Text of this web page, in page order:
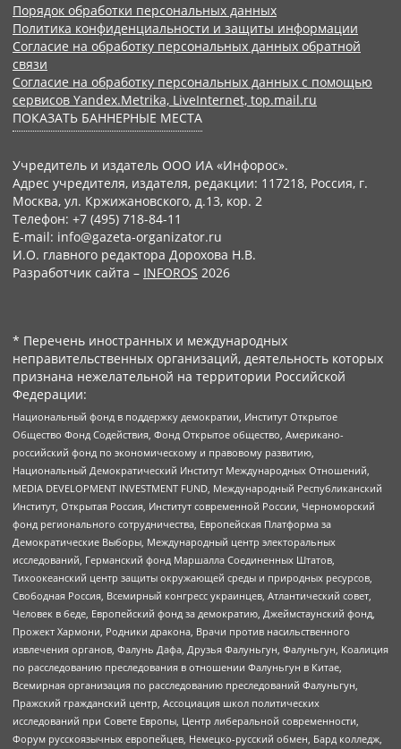
Порядок обработки персональных данных
Политика конфиденциальности и защиты информации
Согласие на обработку персональных данных обратной
связи
Согласие на обработку персональных данных с помощью
сервисов Yandex.Metrika, LiveInternet, top.mail.ru
ПОКАЗАТЬ БАННЕРНЫЕ МЕСТА
Учредитель и издатель ООО ИА «Инфорос».
Адрес учредителя, издателя, редакции: 117218, Россия, г.
Москва, ул. Кржижановского, д.13, кор. 2
Телефон: +7 (495) 718-84-11
E-mail: info@gazeta-organizator.ru
И.О. главного редактора Дорохова Н.В.
Разработчик сайта – INFOROS 2026
* Перечень иностранных и международных
неправительственных организаций, деятельность которых
признана нежелательной на территории Российской
Федерации:
Национальный фонд в поддержку демократии, Институт Открытое
Общество Фонд Содействия, Фонд Открытое общество, Американо-
российский фонд по экономическому и правовому развитию,
Национальный Демократический Институт Международных Отношений,
MEDIA DEVELOPMENT INVESTMENT FUND, Международный Республиканский
Институт, Открытая Россия, Институт современной России, Черноморский
фонд регионального сотрудничества, Европейская Платформа за
Демократические Выборы, Международный центр электоральных
исследований, Германский фонд Маршалла Соединенных Штатов,
Тихоокеанский центр защиты окружающей среды и природных ресурсов,
Свободная Россия, Всемирный конгресс украинцев, Атлантический совет,
Человек в беде, Европейский фонд за демократию, Джеймстаунский фонд,
Прожект Хармони, Родники дракона, Врачи против насильственного
извлечения органов, Фалунь Дафа, Друзья Фалуньгун, Фалуньгун, Коалиция
по расследованию преследования в отношении Фалуньгун в Китае,
Всемирная организация по расследованию преследований Фалуньгун,
Пражский гражданский центр, Ассоциация школ политических
исследований при Совете Европы, Центр либеральной современности,
Форум русскоязычных европейцев, Немецко-русский обмен, Бард колледж,